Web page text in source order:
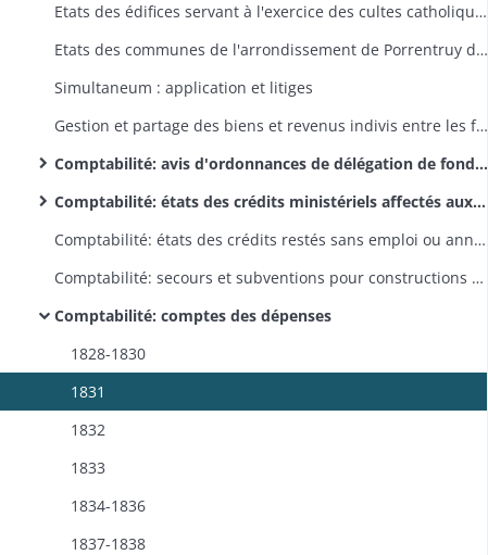
Etats des édifices servant à l'exercice des cultes catholique et protestant
Etats des communes de l'arrondissement de Porrentruy dans lesquelles il n'existe point de presbytères pour loger les ministres du culte catholique et protestant
Simultaneum : application et litiges
Gestion et partage des biens et revenus indivis entre les fabriques catholiques et protestantes, contestations entre les fabriques catholiques et protestantes au sujet de leurs biens propres ou indivis
Comptabilité: avis d'ordonnances de délégation de fonds ministériels
Comptabilité: états des crédits ministériels affectés aux dépenses des cultes
Comptabilité: états des crédits restés sans emploi ou annulés
Comptabilité: secours et subventions pour constructions d'édifices cultuels catholiques et protestants
Comptabilité: comptes des dépenses
1828-1830
1831
1832
1833
1834-1836
1837-1838